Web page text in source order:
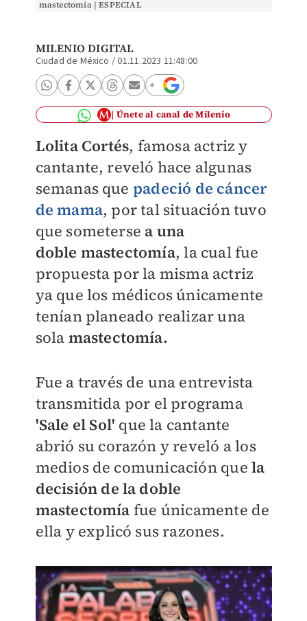
mastectomía | ESPECIAL
MILENIO DIGITAL
Ciudad de México /01.11.2023 11:48:00
Únete al canal de Milenio
Lolita Cortés, famosa actriz y
cantante, reveló hace algunas
semanas que padeció de cáncer
de mama, por tal situación tuvo
que someterse a una
doble mastectomía, la cual fue
propuesta por la misma actriz
ya que los médicos únicamente
tenían planeado realizar una
sola mastectomía.
Fue a través de una entrevista
transmitida por el programa
'Sale el Sol' que la cantante
abrió su corazón y reveló a los
medios de comunicación que la
decisión de la doble
mastectomía fue únicamente de
ella y explicó sus razones.